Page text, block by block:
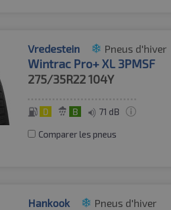
Vredestein Pneus d'hiver
Wintrac Pro+ XL 3PMSF
275/35R22104Y
D B 71 dB
Comparer les pneus
Hankook Pneus d'hiver